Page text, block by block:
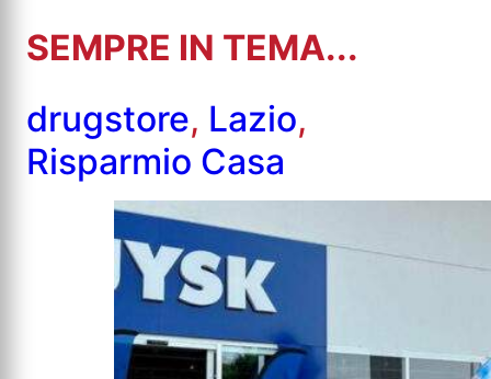
SEMPRE IN TEMA...
drugstore, Lazio,
Risparmio Casa